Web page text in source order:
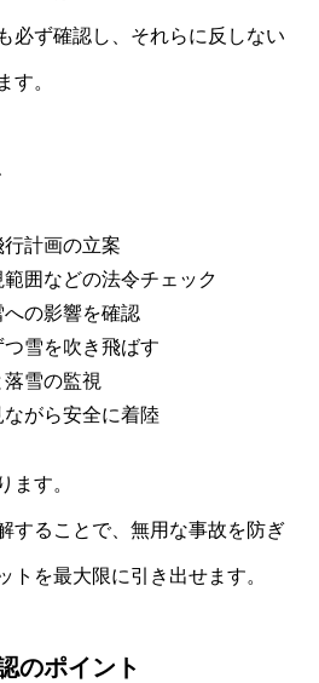
必ず確認し、それらに反しない
す。
計画の立案
囲などの法令チェック
の影響を確認
雪を吹き飛ばす
雪の監視
がら安全に着陸
ます。
することで、無用な事故を防ぎ
トを最大限に引き出せます。
のポイント